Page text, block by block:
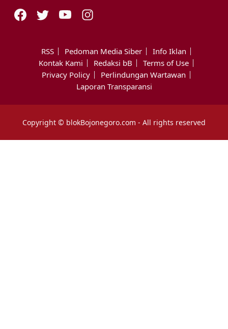
RSS Pedoman Media Siber
Info Iklan
Kontak Kami
Redaksi bB
Terms of Use
Privacy Policy
Perlindungan Wartawan
Laporan Transparansi
Copyright © blokBojonegoro.com - All rights reserved